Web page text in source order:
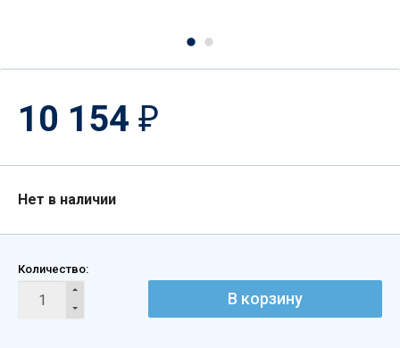
10 154 ₽
Нет в наличии
Количество:
В корзину